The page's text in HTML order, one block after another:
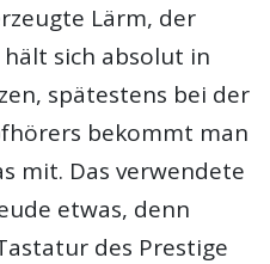
Lärm, der
sich absolut in
spätestens bei der
bekommt man
mit. Das verwendete
etwas, denn
des Prestige